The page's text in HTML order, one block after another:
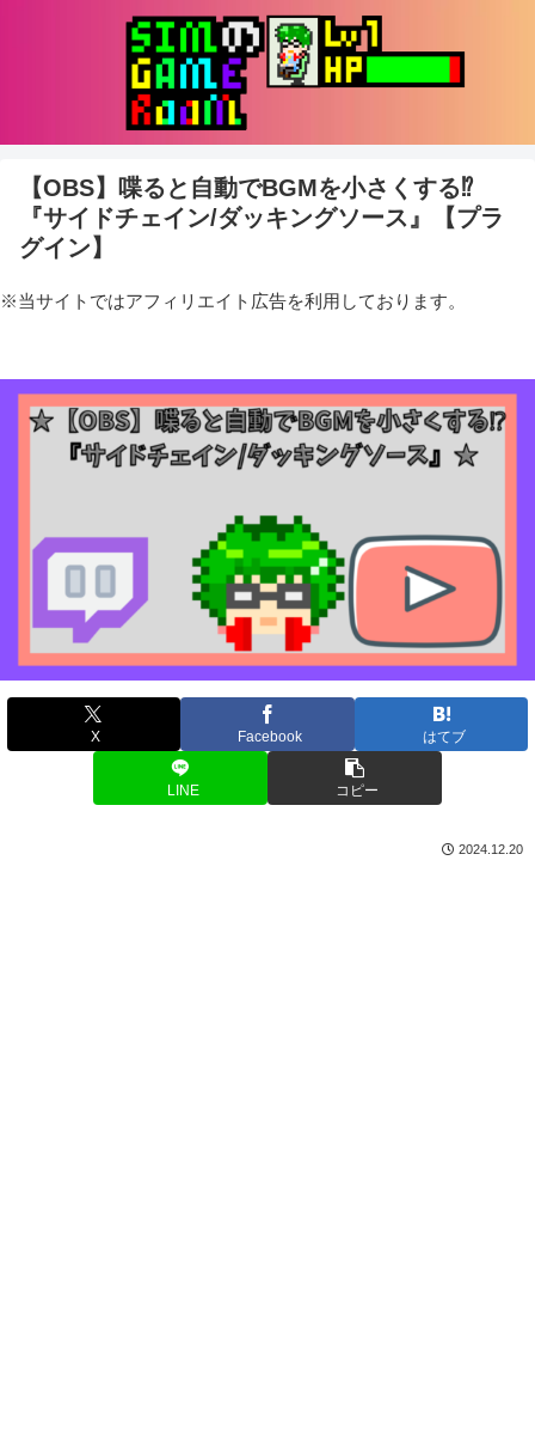
【OBS】喋ると自動でBGMを小さくする⁉
『サイドチェイン/ダッキングソース』【プラ
グイン】
※当サイトではアフィリエイト広告を利用しております。
X Facebook はてブ
LINE コピー
2024.12.20